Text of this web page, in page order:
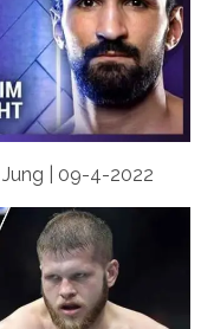
Jung | 09-4-2022